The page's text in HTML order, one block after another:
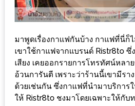
นิม)
เชียงใหม่
พิเศษ
ร้าน
อาหาร
ใน
มาพูดเรื่องกาแฟกันบ้าง กาแฟที่นี่ก็ไ
เขาใช้กาแฟจากแบรนด์ Ristr8to
เสียง เคยออกรายการโทรทัศน์หลา
อ้วนการันตี เพราะว่าร้านนี้เขามีรา
ด้วยเช่นกัน ซึ่งกาแฟที่นำมาบริการ
ให้ Ristr8to ชงมาโดยเฉพาะให้กับ